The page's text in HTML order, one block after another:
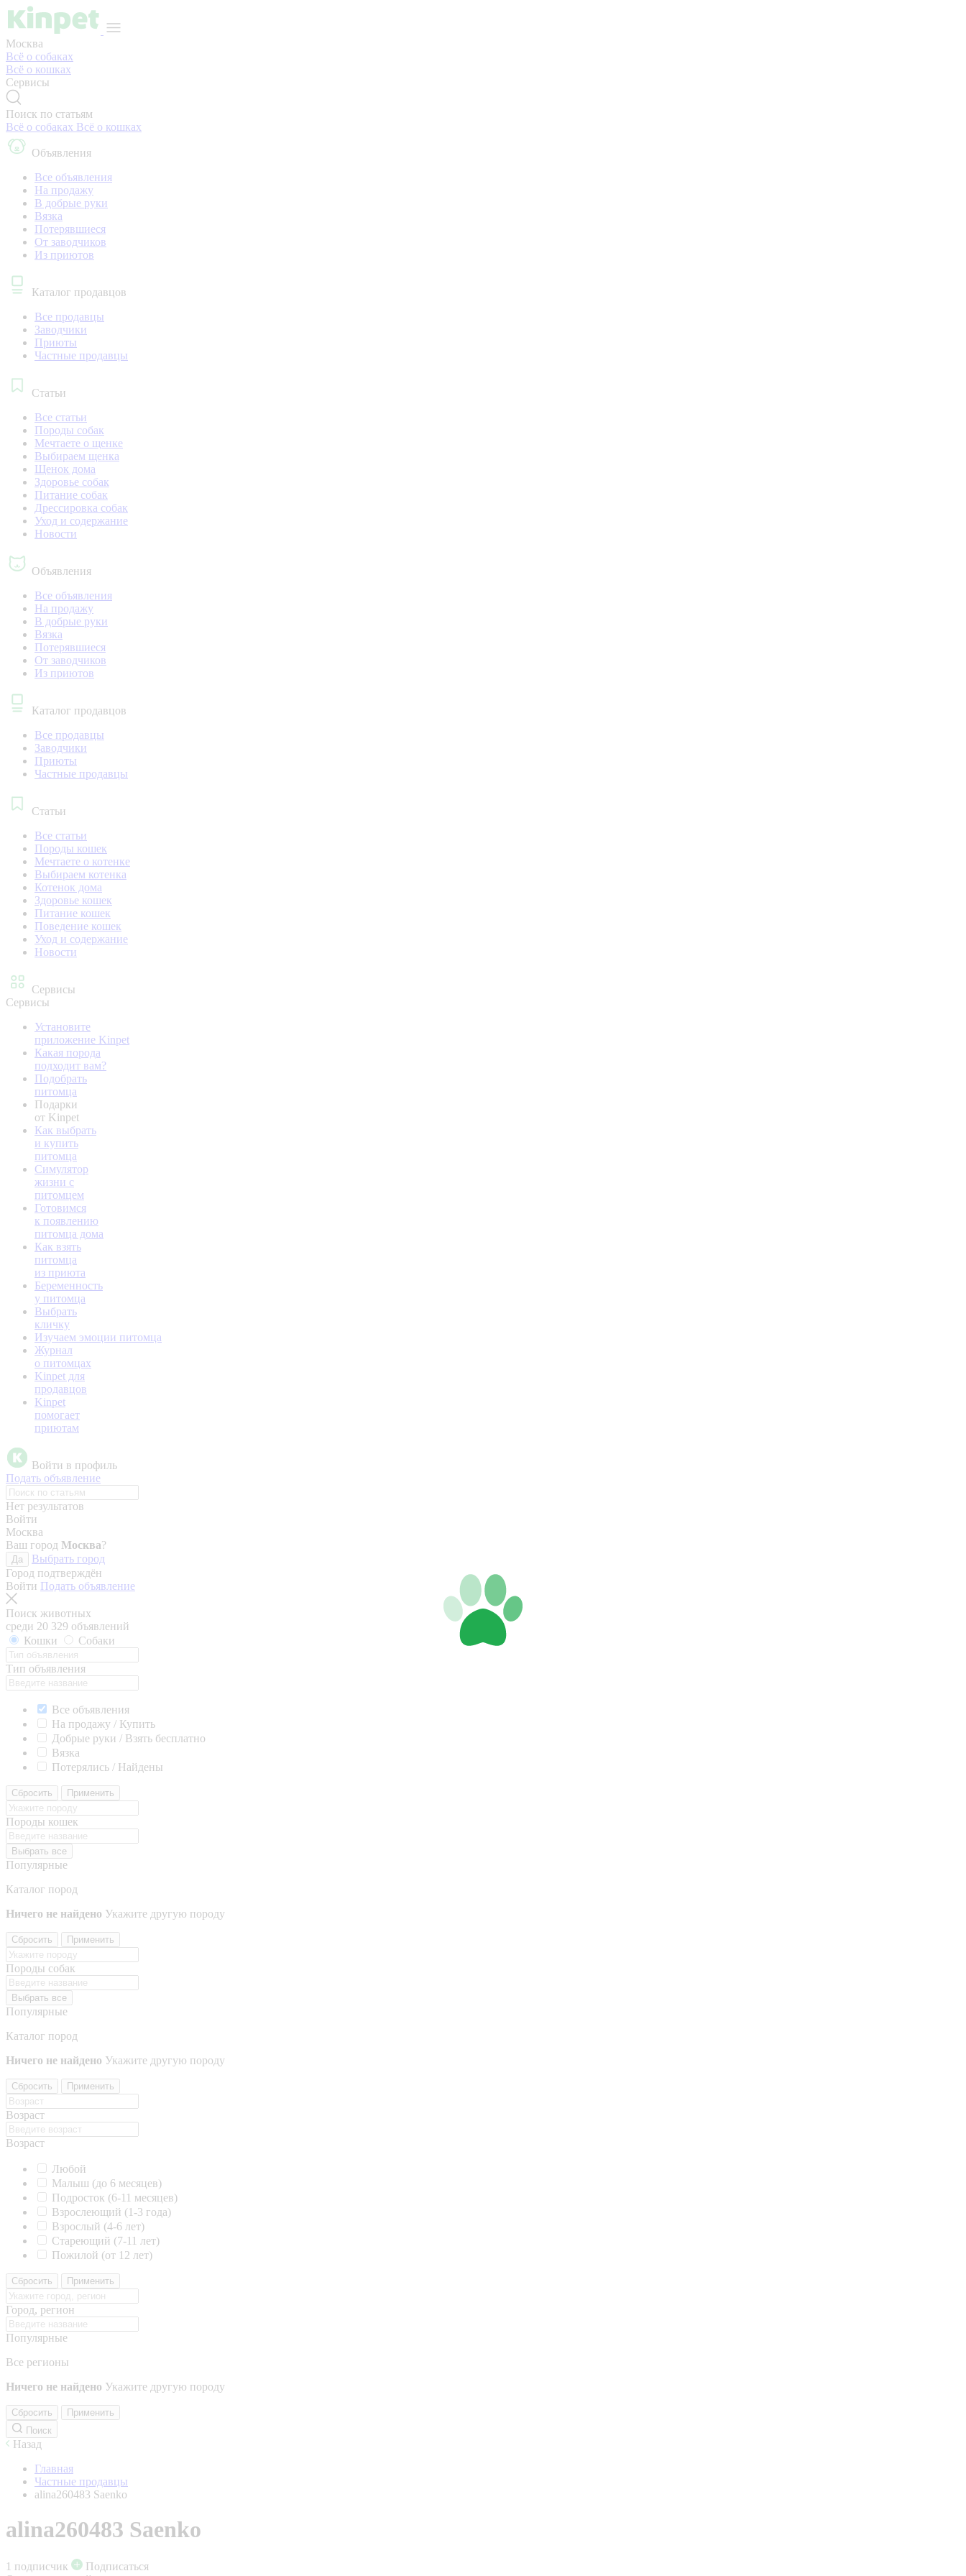
Москва
Всё о собаках
Всё о кошках
Сервисы
Поиск по статьям
Всё о собаках Всё о кошках
Объявления
Все объявления
На продажу
В добрые руки
Вязка
Потерявшиеся
От заводчиков
Из приютов
Каталог продавцов
Все продавцы
Заводчики
Приюты
Частные продавцы
Статьи
Все статьи
Породы собак
Мечтаете о щенке
Выбираем щенка
Щенок дома
Здоровье собак
Питание собак
Дрессировка собак
Уход и содержание
Новости
Объявления
Все объявления
На продажу
В добрые руки
Вязка
Потерявшиеся
От заводчиков
Из приютов
Каталог продавцов
Все продавцы
Заводчики
Приюты
Частные продавцы
Статьи
Все статьи
Породы кошек
Мечтаете о котенке
Выбираем котенка
Котенок дома
Здоровье кошек
Питание кошек
Поведение кошек
Уход и содержание
Новости
Сервисы
Сервисы
Установите
приложение Kinpet
Какая порода
подходит вам?
Подобрать
питомца
Подарки
от Kinpet
Как выбрать
и купить
питомца
Симулятор
жизни с
питомцем
Готовимся
к появлению
питомца дома
Как взять
питомца
из приюта
Беременность
у питомца
Выбрать
кличку
Изучаем эмоции питомца
Журнал
о питомцах
Kinpet для
продавцов
Kinpet
помогает
приютам
Войти в профиль
Подать объявление
Нет результатов
Войти
Москва
Ваш город Москва?
Да
Выбрать город
Город подтверждён
Войти Подать объявление
Поиск животных
среди 20 329 объявлений
Кошки
Собаки
Тип объявления
Все объявления
На продажу / Купить
Добрые руки / Взять бесплатно
Вязка
Потерялись / Найдены
Сбросить Применить
Породы кошек
Выбрать все
Популярные
Каталог пород
Ничего не найдено Укажите другую породу
Сбросить Применить
Породы собак
Выбрать все
Популярные
Каталог пород
Ничего не найдено Укажите другую породу
Сбросить Применить
Возраст
Возраст
Любой
Малыш (до 6 месяцев)
Подросток (6-11 месяцев)
Взрослеющий (1-3 года)
Взрослый (4-6 лет)
Стареющий (7-11 лет)
Пожилой (от 12 лет)
Сбросить Применить
Город, регион
Популярные
Все регионы
Ничего не найдено Укажите другую породу
Сбросить
Применить
Поиск
Назад
Главная
Частные продавцы
alina260483 Saenko
alina260483 Saenko
1 подписчик
Подписаться